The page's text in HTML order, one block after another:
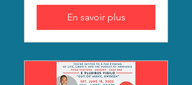
En savoir plus